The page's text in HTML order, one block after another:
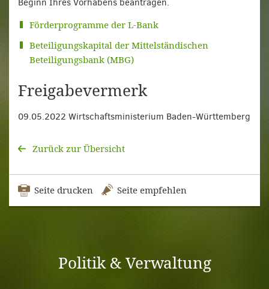
Beginn Ihres Vorhabens beantragen.
Förderprogramme der L-Bank
Beteiligungskapital der Mittelständischen
Beteiligungsbank (MBG)
Freigabevermerk
09.05.2022 Wirtschaftsministerium Baden-Württemberg
Zurück zur Übersicht
Seite drucken Seite empfehlen
Politik & Verwaltung